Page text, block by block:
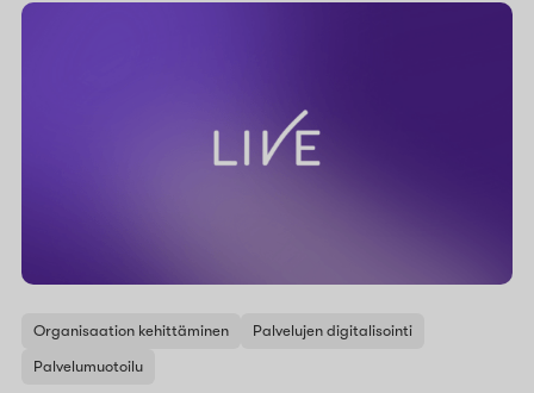
Organisaation kehittäminen
Palvelujen digitalisointi
Palvelumuotoilu